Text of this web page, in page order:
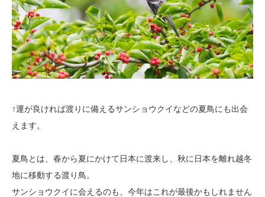
↑運が良ければ渡りに備えるサンショウクイなどの夏鳥にも出会
えます。
夏鳥とは、春から夏にかけて日本に渡来し、秋に日本を離れ越冬
地に移動する渡り鳥。
サンショウクイに会えるのも、今年はこれが最後かもしれません